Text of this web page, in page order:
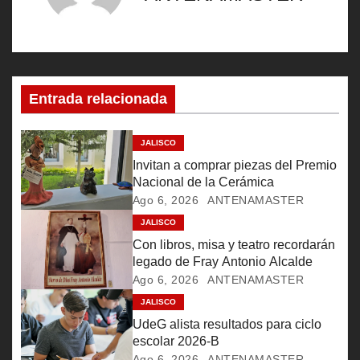
c
i
ó
n
d
n
t
Entrada relacionada
JALISCO
Invitan a comprar piezas del Premio
Nacional de la Cerámica
Ago 6, 2026 ANTENAMASTER
JALISCO
Con libros, misa y teatro recordarán
legado de Fray Antonio Alcalde
Ago 6, 2026 ANTENAMASTER
JALISCO
UdeG alista resultados para ciclo
escolar 2026-B